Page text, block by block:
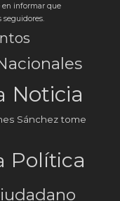
en informar que
seguidores.
Noticia
Sánchez tome
Política